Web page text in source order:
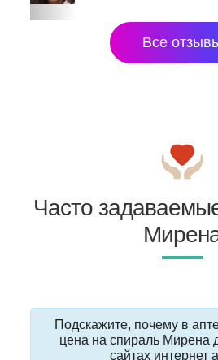
Все
Часто
Подскажите, почему в
цена на спираль Мирена
сайтах интернет